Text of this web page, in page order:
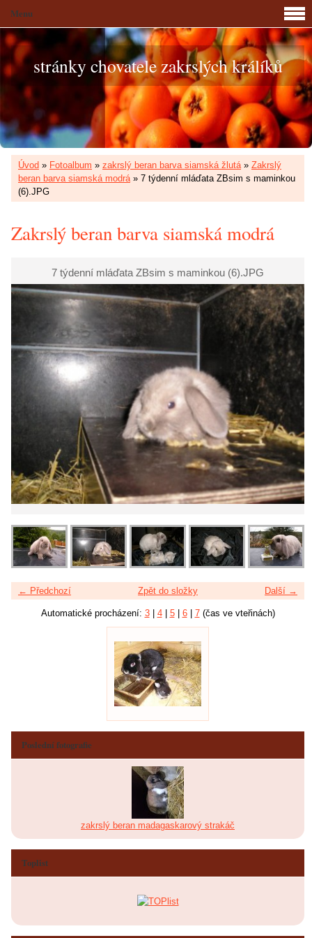
stránky chovatele zakrslých králíků
Úvod » Fotoalbum » zakrslý beran barva siamská žlutá» Zakrslý
beran barva siamská modrá» 7 týdenní mláďata ZBsim s maminkou
(6).JPG
Zakrslý beran barva siamská modrá
7 týdenní mláďata ZBsim s maminkou (6).JPG
← Předchozí Další →
Zpět do složky
Automatické procházení: 3| 4| 5| 6| 7(čas ve vteřinách)
Menu
Poslední fotografie
zakrslý beran madagaskarový strakáč
Toplist